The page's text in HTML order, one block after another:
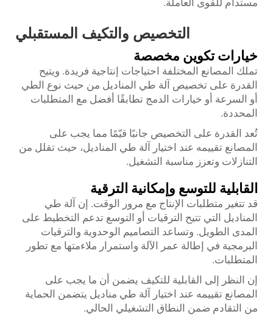
التخصيص والتكيف المستقبلي
خيارات تكوين مخصصة
تملك المصانع المختلفة احتياجات إنتاجية فريدة. ويتيح
القدرة على تخصيص آلة طي المناديل من حيث نوع الطي
أو السرعة أو خيارات الدمج تطابقًا أفضل مع المتطلبات
المحددة.
تُعد القدرة على التخصيص جانبًا قيّمًا مما يجب على
المصانع تقييمه عند اختيار آلة طي المناديل، حيث تقلل من
التنازلات وتعزز مناسبة التشغيل.
القابلية للتوسع وإمكانية الترقية
قد تتغير متطلبات الإنتاج مع مرور الوقت. إن آلة طي
المناديل التي تتيح الترقيات أو التوسع تدعم التخطيط على
المدى الطويل. وتساعد التصاميم الوحدوية والترقيات
البرمجية في إطالة عمر الآلة واستمرار ملاءمتها مع تطور
المتطلبات.
إن النظر إلى القابلية للتكيف يضمن أن ما يجب على
المصانع تقييمه عند اختيار آلة طي مناديل يتضمن الحماية
من التقادم ضمن النطاق التشغيلي الحالي.